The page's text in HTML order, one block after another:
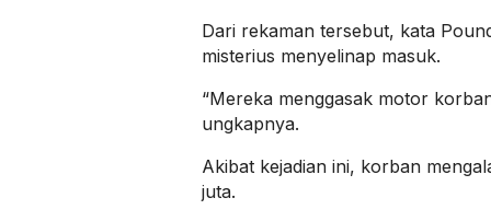
Dari rekaman tersebut, kata
misterius menyelinap masuk.
“Mereka menggasak motor
ungkapnya.
Akibat kejadian ini, korban
juta.